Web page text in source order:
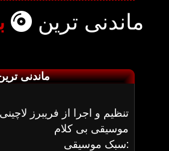
ماندنی ترین
ماندنی
تنظیم و اجرا از فریبرز لاچینی
موسیقی بی کلام
سبک موسیقی: